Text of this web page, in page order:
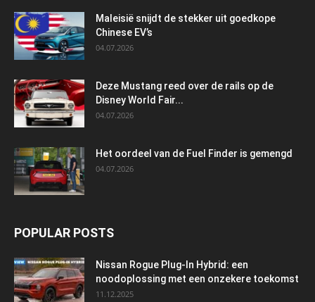
Maleisië snijdt de stekker uit goedkope
Chinese EV’s
04.07.2026
Deze Mustang reed over de rails op de
Disney World Fair...
04.07.2026
Het oordeel van de Fuel Finder is gemengd
04.07.2026
POPULAR POSTS
Nissan Rogue Plug-In Hybrid: een
noodoplossing met een onzekere toekomst
11.12.2025